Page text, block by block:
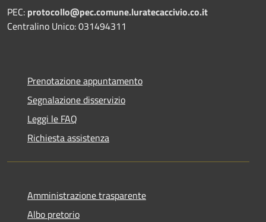
PEC: protocollo@pec.comune.luratecaccivio.co.it
Centralino Unico: 031494311
Prenotazione appuntamento
Segnalazione disservizio
Leggi le FAQ
Richiesta assistenza
Amministrazione trasparente
Albo pretorio